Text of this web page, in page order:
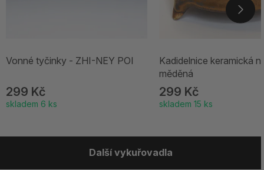
Vonné tyčinky - ZHI-NEY POI
299 Kč
skladem 6 ks
Kadidelnice keramická
měděná
299 Kč
skladem 15 ks
Další vykuřovadla